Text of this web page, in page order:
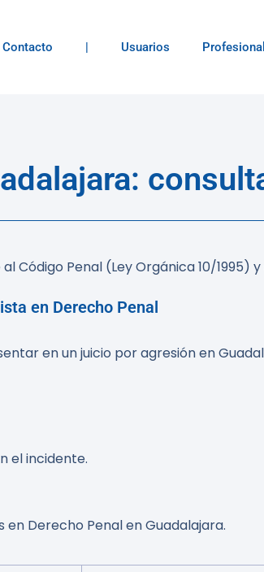
Contacto | Usuarios
Código Penal (Ley Orgánica 10/1995)
en Derecho Penal
en un juicio por agresión en
el incidente.
en Derecho Penal en Guadalajara.